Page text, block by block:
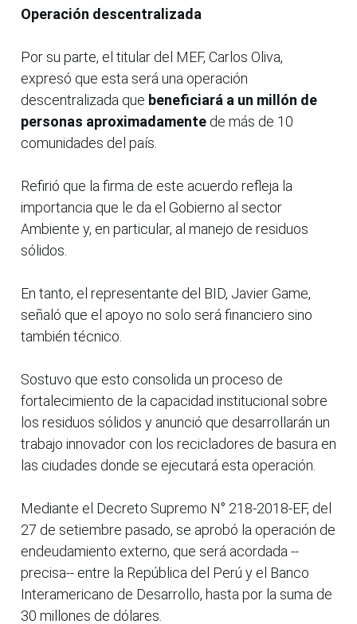
Operación descentralizada
Por su parte, el titular del MEF, Carlos Oliva,
expresó que esta será una operación
descentralizada que beneficiará a un millón de
personas aproximadamente de más de 10
comunidades del país.
Refirió que la firma de este acuerdo refleja la
importancia que le da el Gobierno al sector
Ambiente y, en particular, al manejo de residuos
sólidos.
En tanto, el representante del BID, Javier Game,
señaló que el apoyo no solo será financiero sino
también técnico.
Sostuvo que esto consolida un proceso de
fortalecimiento de la capacidad institucional sobre
los residuos sólidos y anunció que desarrollarán un
trabajo innovador con los recicladores de basura en
las ciudades donde se ejecutará esta operación.
Mediante el Decreto Supremo N° 218-2018-EF, del
27 de setiembre pasado, se aprobó la operación de
endeudamiento externo, que será acordada --
precisa-- entre la República del Perú y el Banco
Interamericano de Desarrollo, hasta por la suma de
30 millones de dólares.